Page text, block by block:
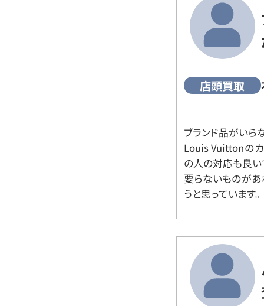
店頭買取
ブランド品がいら
Louis Vuittonの
の人の対応も良い
要らないものがあ
うと思っています。